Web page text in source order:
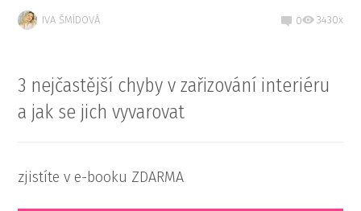
IVA ŠMÍDOVÁ 0 3430x
3 nejčastější chyby v zařizování interiéru
a jak se jich vyvarovat
zjistíte v e-booku ZDARMA